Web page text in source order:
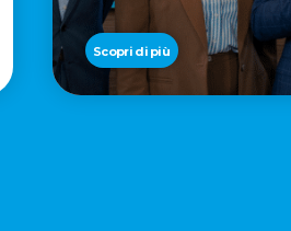
Scopri di più